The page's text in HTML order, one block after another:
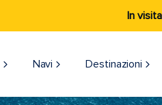
In
Navi Destinazioni​